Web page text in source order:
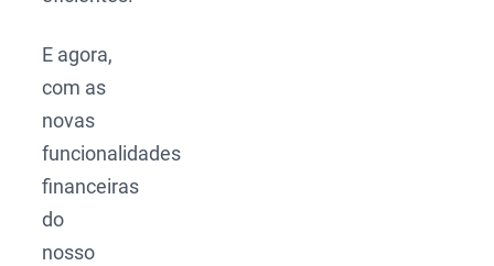
E agora,
com as
novas
funcionalidades
financeiras
do
nosso